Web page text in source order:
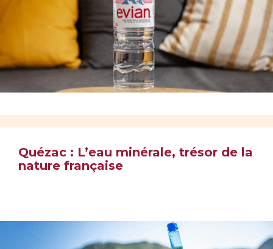
Quézac : L’eau minérale, trésor de la
nature française